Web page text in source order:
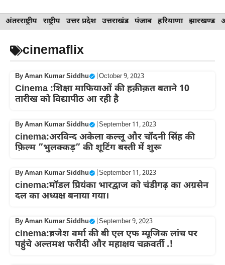
Skip
to
content
अंतरराष्ट्रीय राष्ट्रीय उत्तर प्रदेश उत्तराखंड पंजाब हरियाणा झारखण्ड
cinemaflix
ByAman Kumar Siddhu October 9, 2023
Cinema :शिक्षा माफियाओं की हक़ीक़त बताने 10
तारीख को विद्यापीठ आ रही है
ByAman Kumar Siddhu September 11, 2023
cinema:अरविन्द अकेला कल्लू और चाँदनी सिंह की
फ़िल्म ”भुलक्कड़” की शूटिंग बस्ती में शुरू
ByAman Kumar Siddhu September 11, 2023
cinema:मॉडल प्रियंका भारद्वाज को चंडीगढ़ का अग्रसेन
दल का अध्यक्ष बनाया गया।
ByAman Kumar Siddhu September 9, 2023
cinema:ब्रजेश वर्मा की बी एल एफ म्यूजिक लांच पर
पहुंचे अल्तमश फरीदी और महाक्षय चक्रवर्ती .!